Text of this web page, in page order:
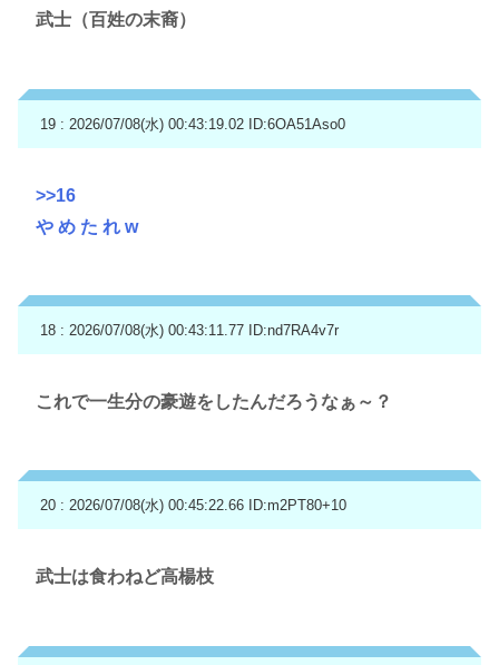
武士（百姓の末裔）
19 : 2026/07/08(水) 00:43:19.02 ID:6OA51Aso0
>>16
や め た れ w
18 : 2026/07/08(水) 00:43:11.77 ID:nd7RA4v7r
これで一生分の豪遊をしたんだろうなぁ～？
20 : 2026/07/08(水) 00:45:22.66 ID:m2PT80+10
武士は食わねど高楊枝